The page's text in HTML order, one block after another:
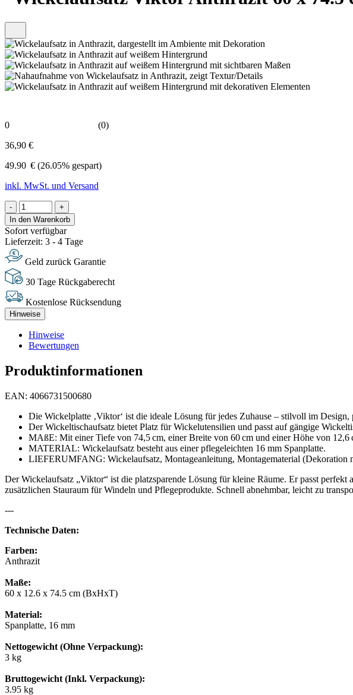
0
(0)
36,90 €
49.90 € (26.05% gespart)
inkl. MwSt. und Versand
-
+
In den Warenkorb
Sofort verfügbar
Lieferzeit: 3 - 4 Tage
Geld zurück Garantie
30 Tage Rückgaberecht
Kostenlose Rücksendung
Hinweise
Hinweise
Bewertungen
Produktinformationen
EAN: 4066731500680
Die Wickelplatte ‚Viktor‘ ist die ideale Lösung für jedes Zuhause – stilvoll im
Der Wickeltischaufsatz bietet Platz für Wickelutensilien und passt auf gängige
MAßE: Mit einer Tiefe von 74,5 cm, einer Breite von 60 cm und einer Höhe von 12,6
MATERIAL: Wickelaufsatz besteht aus einer pflegeleichten 16 mm Spanplatte.
LIEFERUMFANG: Wickelaufsatz, Montageanleitung, Montagematerial (Dekoration
Der Wickelaufsatz „Viktor“ ist die platzsparende Lösung für kleine Räume. Er passt
zusätzlichen Stauraum für Windeln und Pflegeprodukte. Schnell abnehmbar, leicht zu
---
Technische Daten:
Farben:
Anthrazit
Maße:
60 x 12.6 x 74.5 cm (BxHxT)
Material:
Spanplatte, 16 mm
Nettogewicht (Ohne Verpackung):
3 kg
Bruttogewicht (Inkl. Verpackung):
3.95 kg